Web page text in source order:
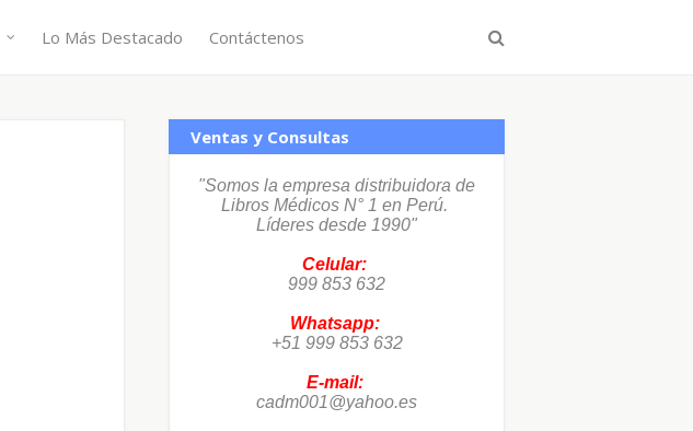
Lo Más Destacado Contáctenos
Ventas y Consultas
"Somos la empresa distribuidora de
Libros Médicos N° 1 en Perú.
Líderes desde 1990"
Celular:
999 853 632
Whatsapp:
+51 999 853 632
E-mail:
cadm001@yahoo.es